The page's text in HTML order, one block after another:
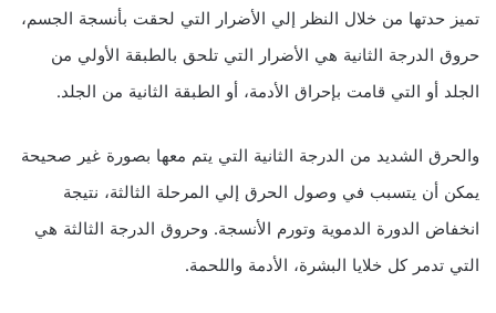
تميز حدتها من خلال النظر إلي الأضرار التي لحقت بأنسجة الجسم،
حروق الدرجة الثانية هي الأضرار التي تلحق بالطبقة الأولي من
الجلد أو التي قامت بإحراق الأدمة، أو الطبقة الثانية من الجلد.
والحرق الشديد من الدرجة الثانية التي يتم معها بصورة غير صحيحة
يمكن أن يتسبب في وصول الحرق إلي المرحلة الثالثة، نتيجة
انخفاض الدورة الدموية وتورم الأنسجة. وحروق الدرجة الثالثة هي
التي تدمر كل خلايا البشرة، الأدمة واللحمة.